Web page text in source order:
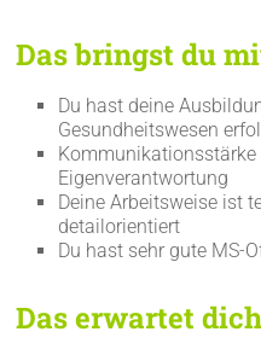
Das bringst du
Du hast deine
Gesundheitswesen
Eigenverantwortung
Deine Arbeitsweise ist
detailorientiert
Du hast sehr gute MS-
Das erwartet